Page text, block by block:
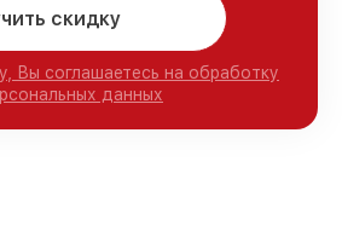
скидку
Вы соглашаетесь на обработку
данных